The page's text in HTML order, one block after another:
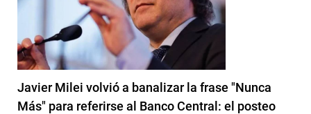
Javier Milei volvió a banalizar la frase "Nunca
Más" para referirse al Banco Central: el posteo